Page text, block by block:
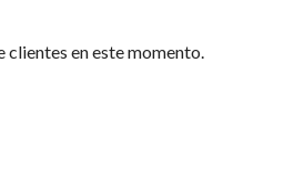
clientes en este momento.